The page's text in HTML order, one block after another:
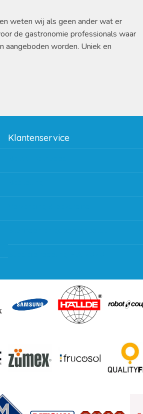
weten wij als geen ander wat er
de gastronomie professionals waar
aangeboden worden. Uniek en
Klantenservice
Subsidie regeling EIA 2020